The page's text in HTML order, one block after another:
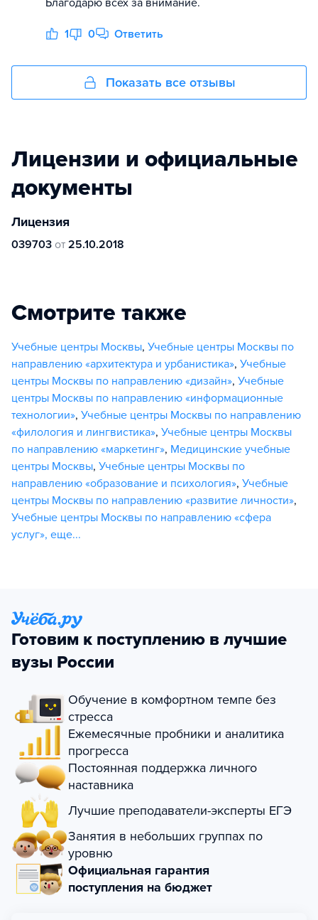
Благодарю всех за внимание.
1 0 Ответить
Показать все отзывы
Лицензии и официальные
документы
Лицензия
039703 от 25.10.2018
Смотрите также
Учебные центры Москвы, Учебные центры Москвы по
направлению «архитектура и урбанистика», Учебные
центры Москвы по направлению «дизайн», Учебные
центры Москвы по направлению «информационные
технологии», Учебные центры Москвы по направлению
«филология и лингвистика», Учебные центры Москвы
по направлению «маркетинг», Медицинские учебные
центры Москвы, Учебные центры Москвы по
направлению «образование и психология», Учебные
центры Москвы по направлению «развитие личности»,
Учебные центры Москвы по направлению «сфера
услуг», еще...
Готовим к поступлению в лучшие
вузы России
Обучение в комфортном темпе без
стресса
Ежемесячные пробники и аналитика
прогресса
Постоянная поддержка личного
наставника
Лучшие преподаватели-эксперты ЕГЭ
Занятия в небольших группах по
уровню
Официальная гарантия
поступления на бюджет